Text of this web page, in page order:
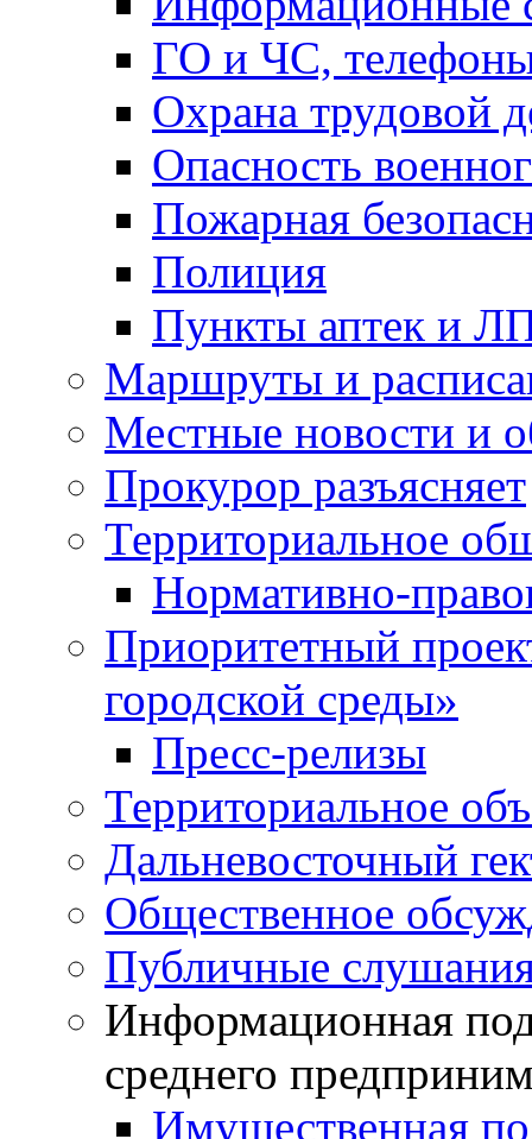
ГО и ЧС,
Охрана трудовой
Опасность
Пожарная
Полиция
Пункты аптек и
Маршруты и
Местные новости и
Прокурор разъясняет
Территориальное
Нормативно-
Приоритетный
городской среды»
Пресс-релизы
Территориальное
Дальневосточный
Общественное
Публичные
Информационная
среднего
Имущественная